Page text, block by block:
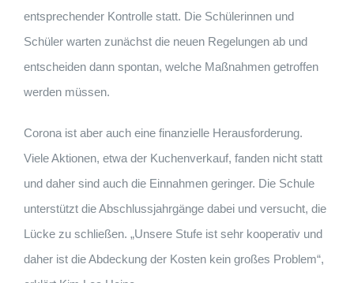
entsprechender Kontrolle statt. Die Schülerinnen und
Schüler warten zunächst die neuen Regelungen ab und
entscheiden dann spontan, welche Maßnahmen getroffen
werden müssen.
Corona ist aber auch eine finanzielle Herausforderung.
Viele Aktionen, etwa der Kuchenverkauf, fanden nicht statt
und daher sind auch die Einnahmen geringer. Die Schule
unterstützt die Abschlussjahrgänge dabei und versucht, die
Lücke zu schließen. „Unsere Stufe ist sehr kooperativ und
daher ist die Abdeckung der Kosten kein großes Problem“,